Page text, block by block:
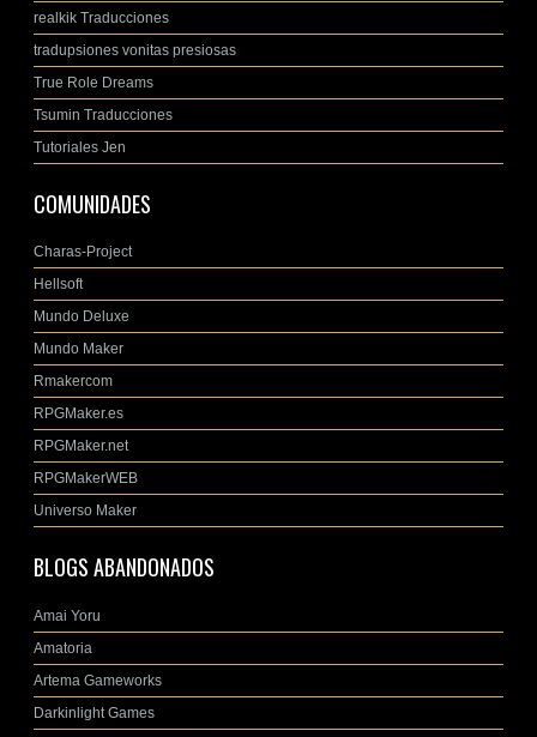
realkik Traducciones
tradupsiones vonitas presiosas
True Role Dreams
Tsumin Traducciones
Tutoriales Jen
COMUNIDADES
Charas-Project
Hellsoft
Mundo Deluxe
Mundo Maker
Rmakercom
RPGMaker.es
RPGMaker.net
RPGMakerWEB
Universo Maker
BLOGS ABANDONADOS
Amai Yoru
Amatoria
Artema Gameworks
Darkinlight Games